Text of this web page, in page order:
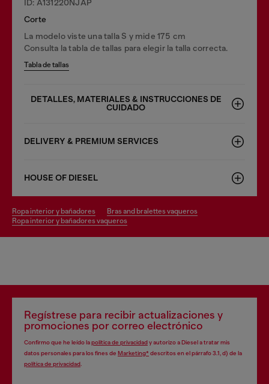
ID: A131220NJAP
Corte
La modelo viste una talla S y mide 175 cm
Consulta la tabla de tallas para elegir la talla correcta.
Tabla de tallas
DETALLES, MATERIALES & INSTRUCCIONES DE
CUIDADO
DELIVERY & PREMIUM SERVICES
HOUSE OF DIESEL
ropa interior y bañadores
bras and bralettes vaqueros
ropa interior y bañadores vaqueros
Regístrese para recibir actualizaciones y
promociones por correo electrónico
Confirmo que he leído lapolítica de privacidady autorizo a Diesel a tratar mis
datos personales para los fines de Marketing*descritos en el párrafo 3.1, d) de la
política de privacidad